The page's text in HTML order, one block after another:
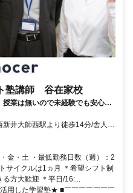
塾講師 谷在家校
業は無いので未経験でも安心｜
｜応募後はフォームに1分で回
私服勤務｜有給休暇あり｜定時
井大師西駅より徒歩14分/舎人公
金・土 ・最低勤務日数（週）：2
サイクルは1ヵ月 ＊希望シフト制
る方大歓迎 ＊平日/16:...
用した学習塾★ ■￣￣￣￣￣￣￣